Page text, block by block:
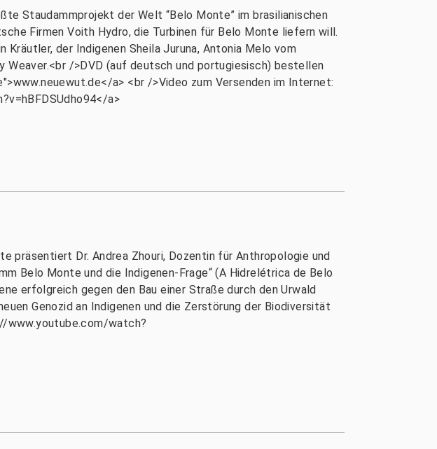
Staudammprojekt der Welt “Belo Monte” im brasilianischen
Firmen Voith Hydro, die Turbinen für Belo Monte liefern will.
der Indigenen Sheila Juruna, Antonia Melo vom
Weaver.<br />DVD (auf deutsch und portugiesisch) bestellen
a> <br />Video zum Versenden im Internet:
a>
präsentiert Dr. Andrea Zhouri, Dozentin für Anthropologie und
Belo Monte und die Indigenen-Frage“ (A Hidrelétrica de Belo
erfolgreich gegen den Bau einer Straße durch den Urwald
Genozid an Indigenen und die Zerstörung der Biodiversität
www.youtube.com/watch?